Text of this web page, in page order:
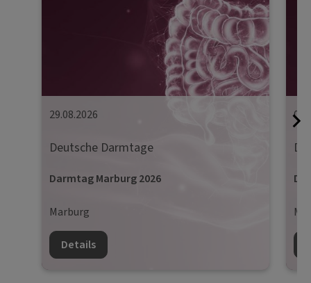
29.08.2026
Deutsche Darmtage
Darmtag Marburg 2026
Marburg
Details